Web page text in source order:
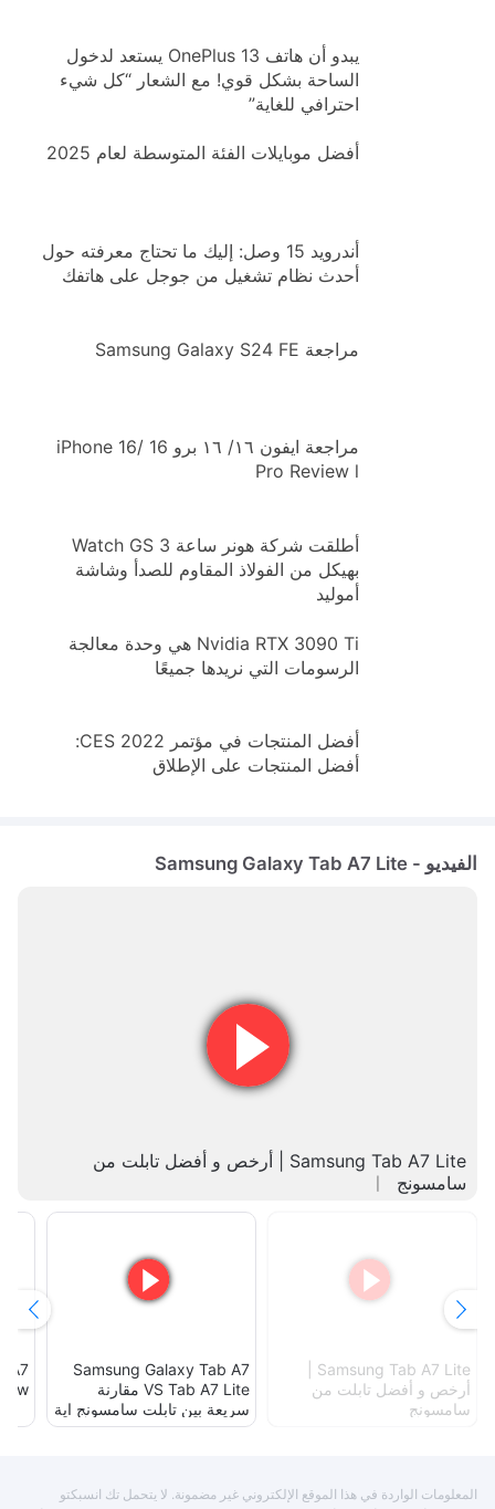
يبدو أن هاتف OnePlus 13 يستعد لدخول
الساحة بشكل قوي! مع الشعار “كل شيء
احترافي للغاية”
أفضل موبايلات الفئة المتوسطة لعام 2025
أندرويد 15 وصل: إليك ما تحتاج معرفته حول
أحدث نظام تشغيل من جوجل على هاتفك
مراجعة Samsung Galaxy S24 FE
مراجعة ايفون ١٦/ ١٦ برو iPhone 16/ 16
Pro Review l
أطلقت شركة هونر ساعة Watch GS 3
بهيكل من الفولاذ المقاوم للصدأ وشاشة
أموليد
Nvidia RTX 3090 Ti هي وحدة معالجة
الرسومات التي نريدها جميعًا
أفضل المنتجات في مؤتمر CES 2022:
أفضل المنتجات على الإطلاق
الفيديو - Samsung Galaxy Tab A7 Lite
Samsung Tab A7 Lite | أرخص و أفضل تابلت من
سامسونج
أرخص و أفضل تابلت من
سامسونج
Samsung Galaxy Tab A7
VS Tab A7 Lite مقارنة
سريعة بين تابلت سامسونج اية
٧ و لايت أهم الاختلافات 👍🏻
A7
المعلومات الواردة في هذا الموقع الإلكتروني غير مضمونة. لا يتحمل تك انسبكتو